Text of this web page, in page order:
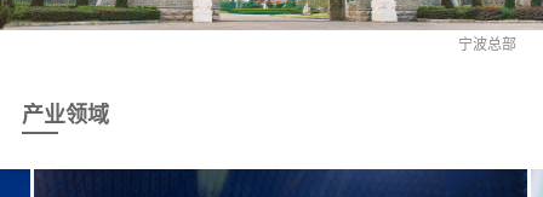
宁波总部
产业领域